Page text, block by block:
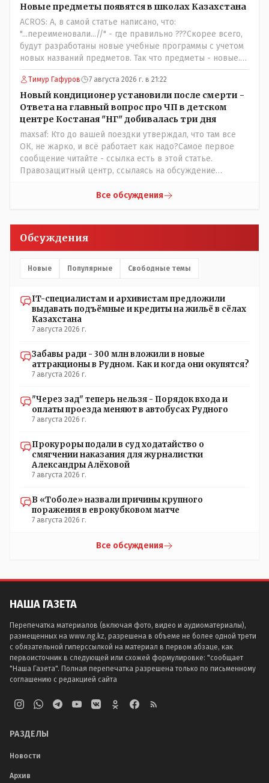
трагедии, то есть 29 июля, когда спешно установили и
воду, и новые кондиционеры, и впервые поставили
температурный режим на контроль. То есть первая
часть - информация до трагедии, вторая часть -
информация после трагедии, когда все уже было
Новые предметы появятся в школах Казахстана
ACROS: А, в самой статье написано, что:
"...переименовали...//" - где правильно ???Скорее всего,
будут разработаны новые учебные программы с учетом
новых названий предметов. Так что предметы - новые.
Хоть и переименованные)
Тимур Гафуров 7 августа 2026 г. в 21:22
Новый кондиционер установили после смерти -
Ответа на главный вопрос про ЧП в детском
центре Костаная "НГ" добивалась три дня
maxsaf: Кто до вашей поездки утверждал, что там все
ОК, не жарко, и всё работает как надо?Самое первое
сообщение читайте - ссылка есть в этой статье.
Правозащитный центр, ссылаясь на обсуждение
прислали ему в виде аудиосообщений, пишет, что
настоящему времени их установили только в
помещениях, предназначенных для административно-
установлены кондиционеры, питьевой и температурный
противоречие. Вы считаете иначе?
Все обсуждения
Обсуждения
Новые Популярные Свободные темы
IT-специалистам и архивистам предложили
выдавать подъёмные и кредиты на жильё в сёлах
Казахстана
7 августа 2026 г.
Забавы ради - 300 млн вложили в новые
аттракционы в Рудном. Как и когда они окупятся?
7 августа 2026 г.
"Через зад" теперь нельзя - Порядок входа и
оплаты проезда меняют в автобусах Рудного
7 августа 2026 г.
Прокуроры подали в суд ходатайство о
смягчении наказания для журналистки
Александры Алёховой
7 августа 2026 г.
В «Тоболе» назвали причины крупного
поражения в еврокубковом матче
7 августа 2026 г.
Все обсуждения
НАША ГАЗЕТА
Перепечатка материалов (включая фото, видео и аудиоматериалы),
размещенных на www.ng.kz, разрешена в объеме не более одной трети
с обязательной гиперссылкой на материал в первом абзаце, как
первоисточник в следующей или схожей формулировке: "сообщает
"Наша Газета". Полная перепечатка разрешена только по письменному
соглашению с редакцией сайта
РАЗДЕЛЫ
Новости
Архив